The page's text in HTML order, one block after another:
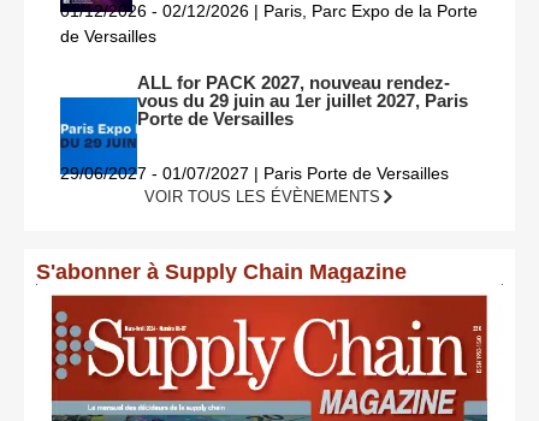
01/12/2026 - 02/12/2026 | Paris, Parc Expo de la Porte
de Versailles
ALL for PACK 2027, nouveau rendez-
vous du 29 juin au 1er juillet 2027, Paris
Porte de Versailles
29/06/2027 - 01/07/2027 | Paris Porte de Versailles
VOIR TOUS LES ÉVÈNEMENTS
S'abonner à Supply Chain Magazine